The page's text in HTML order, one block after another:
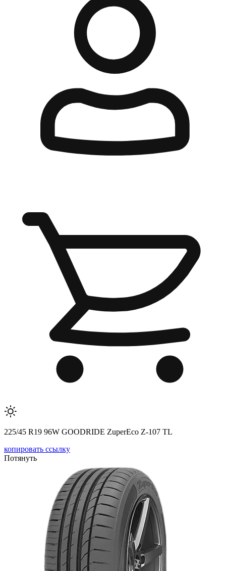
225/45 R19 96W GOODRIDE ZuperEco Z-107 TL
копировать ссылку
Потянуть